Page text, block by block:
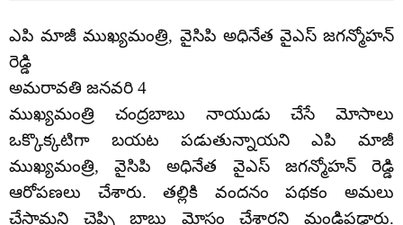
ఎపి మాజీ ముఖ్యమంత్రి, వైసిపి అధినేత వైఎస్ జగన్మోహన్
రెడ్డి
అమరావతి జనవరి 4
ముఖ్యమంత్రి చంద్రబాబు నాయుడు చేసే మోసాలు
ఒక్కొక్కటిగా బయట పడుతున్నాయని ఎపి మాజీ
ముఖ్యమంత్రి, వైసిపి అధినేత వైఎస్ జగన్మోహన్ రెడ్డి
ఆరోపణలు చేశారు. తల్లికి వందనం పథకం అమలు
చేస్తామని చెప్పి బాబు మోసం చేశారని మండిపడ్డారు.